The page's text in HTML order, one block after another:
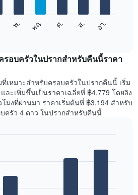
พ. พฤ. ศ. ส. อา.
รอบครัวในปรากสำหรับคืนนี้ราคา
เหมาะสำหรับครอบครัวในปรากคืนนี้ เริ่ม
ละเพิ่มขึ้นเป็นราคาเฉลี่ยที่ ฿4,779 โดยอิง
มงที่ผ่านมา ราคาเริ่มต้นที่ ฿3,194 สำหรับ
ครัว 4 ดาว ในปรากสำหรับคืนนี้